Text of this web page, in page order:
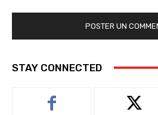
STAY CONNECTED